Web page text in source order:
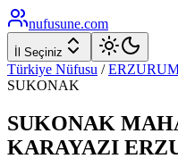
nufusune.com
İl Seçiniz
Türkiye Nüfusu /
SUKONAK
SUKONAK
KARAYAZI